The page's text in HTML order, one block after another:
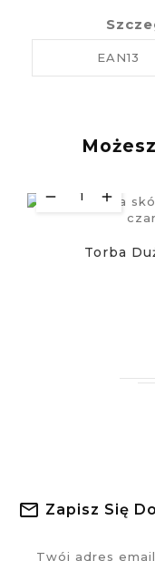
EAN13
Torba
Zapisz Się